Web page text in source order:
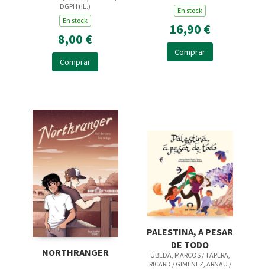
DGPH (IL.)
En stock
8,00 €
Comprar
En stock
16,90 €
Comprar
NORTHRANGER
PALESTINA, A PESAR
DE TODO
ÚBEDA, MARCOS / TAPERA,
RICARD / GIMÉNEZ, ARNAU /